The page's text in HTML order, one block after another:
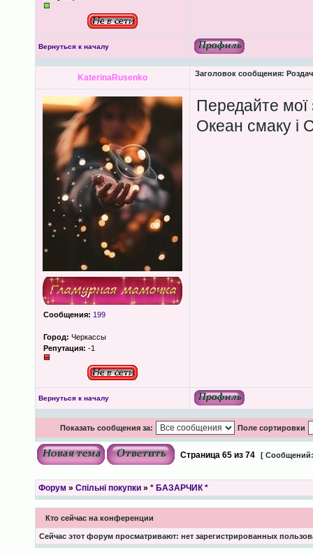
Вернуться к началу
KaterinaRusenko Заголовок сообщения:
Сообщения: 199
Город: Черкассы
Репутация: -1
Передайте
Океан смаку і
Вернуться к началу
Показать сообщения за: Поле сортировки
Страница 65из 74 [
Форум » Спільні покупки» * БАЗАРЧИК *
Кто сейчас на конференции
Сейчас этот форум просматривают: нет зарегистрированных